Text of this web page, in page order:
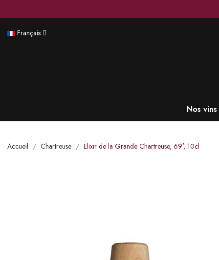
Français
Nos vins
Accueil Chartreuse Elixir de la Grande Chartreuse, 69°, 10cl